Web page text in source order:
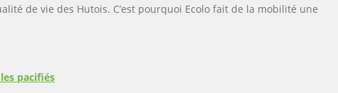
de vie des Hutois. C’est pourquoi Ecolo fait de la mobilité une
pacifiés